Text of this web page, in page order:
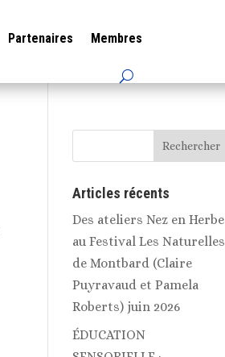
Partenaires Membres
Articles récents
Des ateliers Nez en Herbe
au Festival Les Naturelles
de Montbard (Claire
Puyravaud et Pamela
Roberts) juin 2026
ÉDUCATION